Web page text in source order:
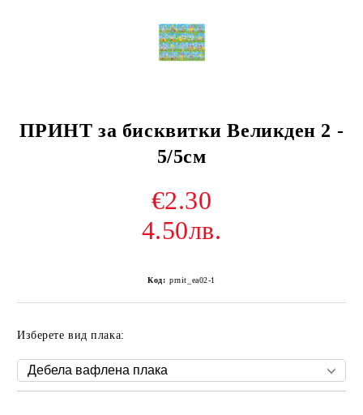
ПРИНТ за бисквитки Великден 2 -
5/5см
€2.30
4.50лв.
Код: prnit_еа02-1
Изберете вид плака: